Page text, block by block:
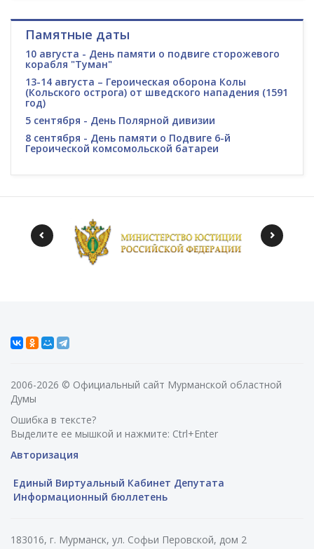
Памятные даты
10 августа - День памяти о подвиге сторожевого
корабля "Туман"
13-14 августа – Героическая оборона Колы
(Кольского острога) от шведского нападения (1591
год)
5 сентября - День Полярной дивизии
8 сентября - День памяти о Подвиге 6-й
Героической комсомольской батареи
2006-2026 © Официальный сайт Мурманской областной
Думы
Ошибка в тексте?
Выделите ее мышкой и нажмите: Ctrl+Enter
Авторизация
Единый Виртуальный Кабинет Депутата
Информационный бюллетень
183016, г. Мурманск, ул. Софьи Перовской, дом 2